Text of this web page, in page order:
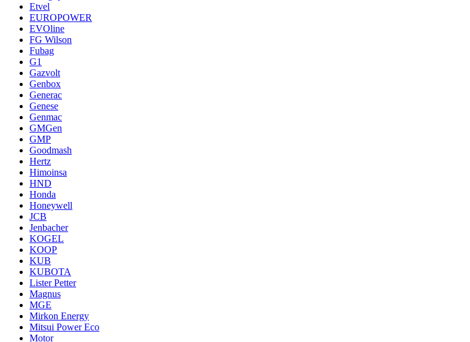
Etvel
EUROPOWER
EVOline
FG Wilson
Fubag
G1
Gazvolt
Genbox
Generac
Genese
Genmac
GMGen
GMP
Goodmash
Hertz
Himoinsa
HND
Honda
Honeywell
JCB
Jenbacher
KOGEL
KOOP
KUB
KUBOTA
Lister Petter
Magnus
MGE
Mirkon Energy
Mitsui Power Eco
Motor